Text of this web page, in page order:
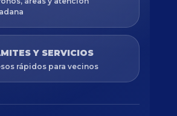
Y SERVICIOS
rápidos para vecinos